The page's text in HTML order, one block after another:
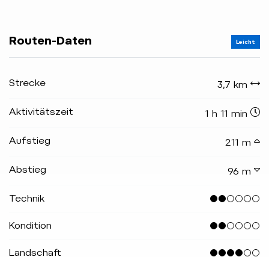
Routen-Daten Leicht
Strecke 3,7 km
Aktivitätszeit 1 h 11 min
Aufstieg 211 m
Abstieg 96 m
Technik
Kondition
Landschaft